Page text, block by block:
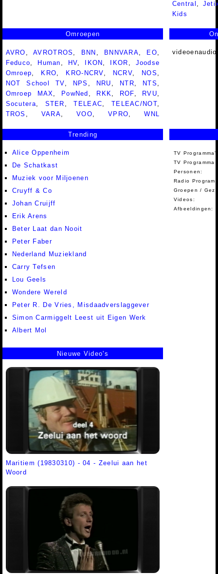
Central
Kids
Omroepen
AVRO ,AVROTROS , BNN , BNNVARA, EO,
Feduco, Human , HV, IKON , IKOR , Joodse
Omroep, KRO, KRO-NCRV, NCRV, NOS ,
NOT School TV, NPS , NRU , NTR, NTS ,
Omroep MAX, PowNed , RKK, ROF, RVU,
Socutera, STER ,TELEAC, TELEAC/NOT,
TROS , VARA,VOO,VPRO,WNL
Trending
Alice Oppenheim
De Schatkast
Muziek voor Miljoenen
Cruyff & Co
Johan Cruijff
Erik Arens
Beter Laat dan Nooit
Peter Faber
Nederland Muziekland
Carry Tefsen
Lou Geels
Wondere Wereld
Peter R. De Vries, Misdaadverslaggever
Simon Carmiggelt Leest uit Eigen Werk
Albert Mol
TV
TV Programma
Personen:
Radio
Groepen /
Videos:
Afbeeldingen:
Nieuwe Video's
Maritiem (19830310) - 04 - Zeelui aan het
Woord